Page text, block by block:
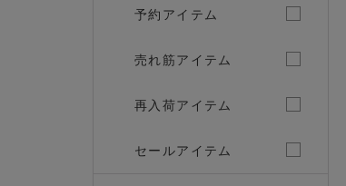
予約アイテム
売れ筋アイテム
再入荷アイテム
セールアイテム